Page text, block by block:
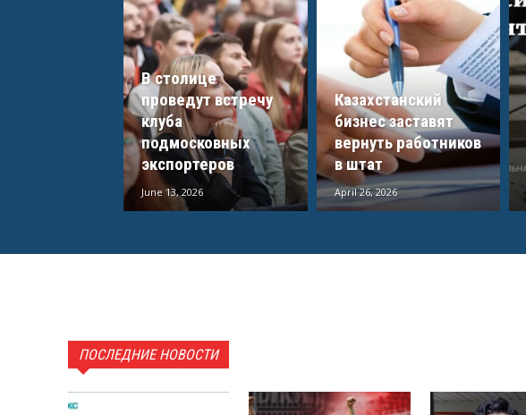
В столице
проведут встречу
клуба
подмосковных
экспортеров
June 13, 2026
Казахстанский
бизнес заставят
вернуть работников
в штат
April 26, 2026
ПОСЛЕДНИЕ НОВОСТИ